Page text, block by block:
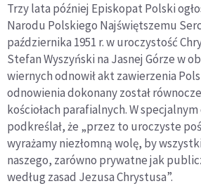
Trzy lata później Episkopat Polski
Narodu Polskiego Najświętszemu
października 1951 r. w uroczystość
Stefan Wyszyński na Jasnej Górze w
wiernych odnowił akt zawierzenia
odnowienia dokonany został
kościołach parafialnych. W
podkreślał, że „przez to uroczyste
wyrażamy niezłomną wolę, by
naszego, zarówno prywatne jak
według zasad Jezusa Chrystusa”.